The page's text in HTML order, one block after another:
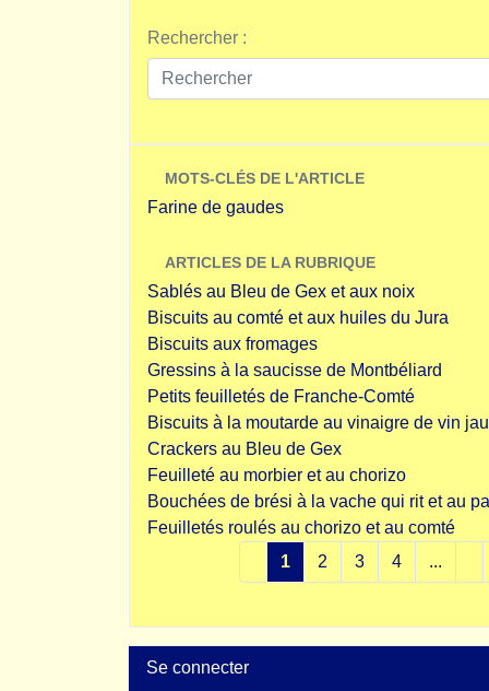
Rechercher :
MOTS-CLÉS DE L'ARTICLE
Farine de gaudes
ARTICLES DE LA RUBRIQUE
Sablés au Bleu de Gex et aux noix
Biscuits au comté et aux huiles du Jura
Biscuits aux fromages
Gressins à la saucisse de Montbéliard
Petits feuilletés de Franche-Comté
Biscuits à la moutarde au vinaigre de vin
Crackers au Bleu de Gex
Feuilleté au morbier et au chorizo
Bouchées de brési à la vache qui rit et au
Feuilletés roulés au chorizo et au comté
1
2 3 4 ...
Se connecter